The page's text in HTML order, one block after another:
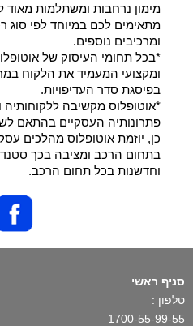
מימון נרחבות ומשתלמות מאוד
מתאימים לכם במיוחד לפי סוג
ומרכיבים נוספים.
*בכל תחומי העיסוק של
ומקצועי המעמיד את הלקוח
בפיסגת סדר העדיפויות.
*אוטופלוס מקשיבה
פתרונותיה העסקיים בהתאם
כן, יוזמת אוטופלוס מהלכים
בתחום הרכב ומציבה בכך
וחדשנות בכל תחום הרכב.
סניף ראשי
טלפון :
1700-55-99-55